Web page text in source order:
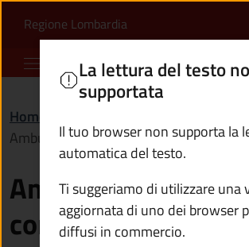
Ambulatorio
Regione Lombardia(apre in un'altra scheda).
Comune di Incudine
Home
Ambulatorio medico comunale
Ambulatorio
comunale
La lettura del testo
supportata
Il tuo browser non supporta la
automatica del testo.
Ti suggeriamo di utilizzare una
aggiornata di uno dei browser
diffusi in commercio.